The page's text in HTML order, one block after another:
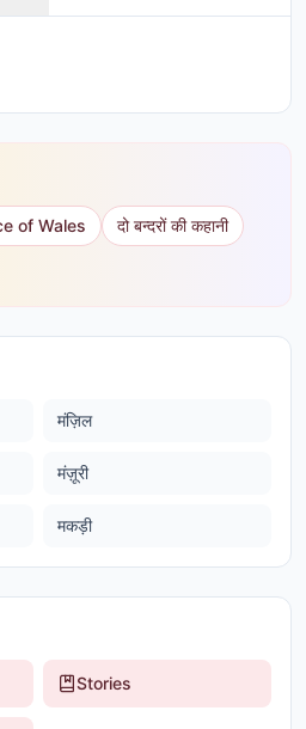
of Wales
दो बन्दरों की कहानी
मंज़िल
मंज़ूरी
मकड़ी
Stories